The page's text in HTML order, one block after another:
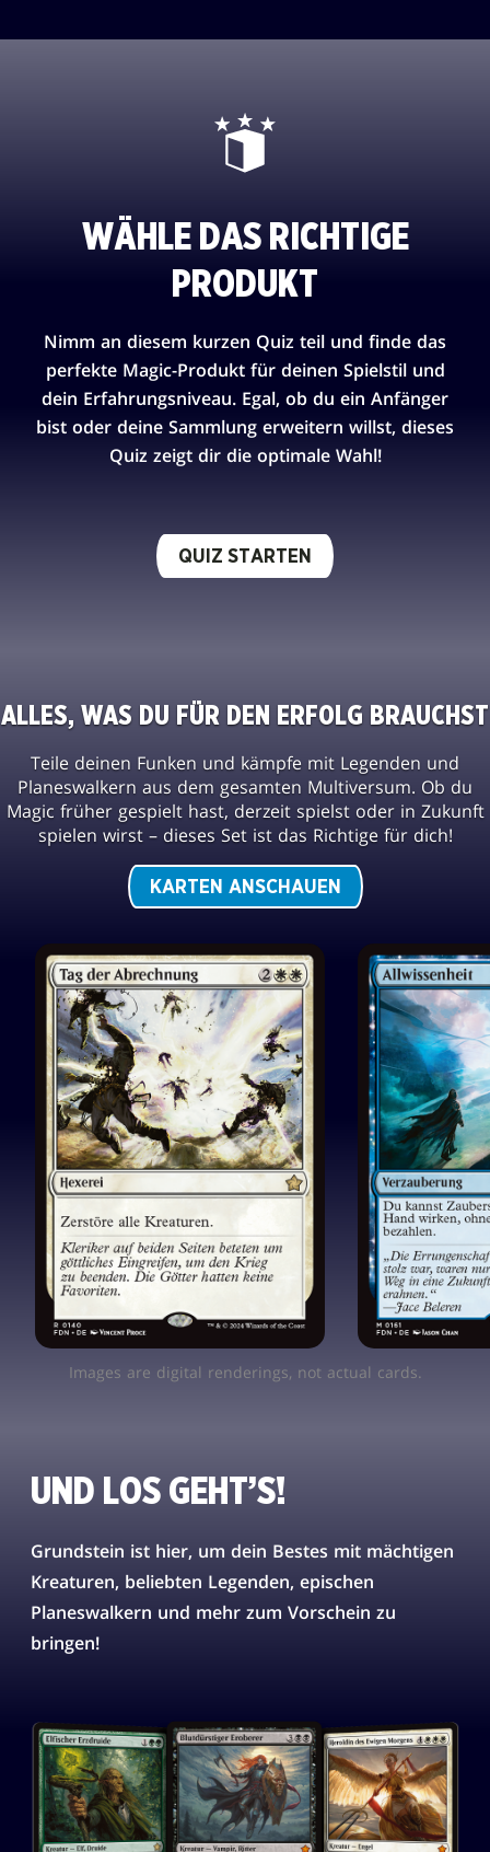
WÄHLE DAS RICHTIGE
PRODUKT
Nimm an diesem kurzen Quiz teil und finde das
perfekte Magic-Produkt für deinen Spielstil und
dein Erfahrungsniveau. Egal, ob du ein Anfänger
bist oder deine Sammlung erweitern willst, dieses
Quiz zeigt dir die optimale Wahl!
QUIZ STARTEN
ALLES, WAS DU FÜR DEN ERFOLG BRAUCHST
Teile deinen Funken und kämpfe mit Legenden und
Planeswalkern aus dem gesamten Multiversum. Ob du
Magic früher gespielt hast, derzeit spielst oder in Zukunft
spielen wirst – dieses Set ist das Richtige für dich!
KARTEN ANSCHAUEN
Images are digital renderings, not actual cards.
UND LOS GEHT’S!
Grundstein ist hier, um dein Bestes mit mächtigen
Kreaturen, beliebten Legenden, epischen
Planeswalkern und mehr zum Vorschein zu
bringen!